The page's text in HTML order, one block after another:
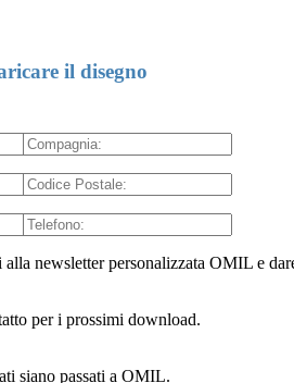
il disegno
newsletter personalizzata OMIL e
per i prossimi download.
siano passati a OMIL.